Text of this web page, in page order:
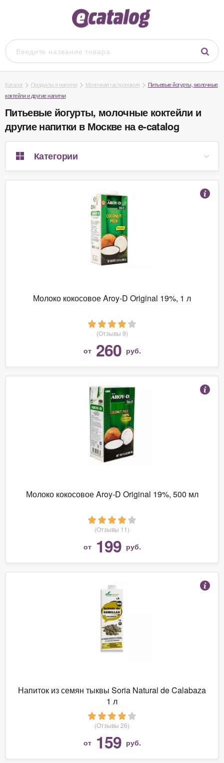
Каталог Продукты и напитки Молочная гастрономия
Питьевые йогурты, молочные
коктейли и другие напитки
Питьевые йогурты, молочные коктейли и
другие напитки в Москве на e-catalog
Категории
Молоко кокосовое Aroy-D Original 19%, 1 л
(Отзывы 9)
от 260 руб.
Молоко кокосовое Aroy-D Original 19%, 500 мл
(Отзывы 11)
от 199 руб.
Напиток из семян тыквы Soria Natural de Calabaza
1 л
(Отзывы 26)
от 159 руб.